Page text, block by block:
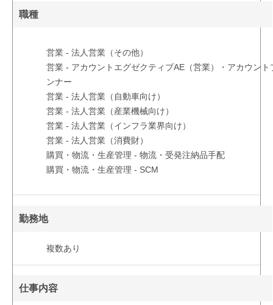
職種
営業 - 法人営業（その他）
営業 - アカウントエグゼクティブAE（営業）・アカウント
ンナー
営業 - 法人営業（自動車向け）
営業 - 法人営業（産業機械向け）
営業 - 法人営業（インフラ業界向け）
営業 - 法人営業（消費財）
購買・物流・生産管理 - 物流・受発注納品手配
購買・物流・生産管理 - SCM
勤務地
複数あり
仕事内容